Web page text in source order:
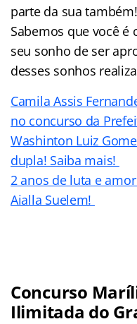
parte da sua
Sabemos que você é
seu sonho de ser
desses sonhos
Camila Assis
no concurso da
Washinton Luiz
dupla! Saiba mais!
2 anos de luta e
Aialla Suelem!
Concurso
Ilimitada do